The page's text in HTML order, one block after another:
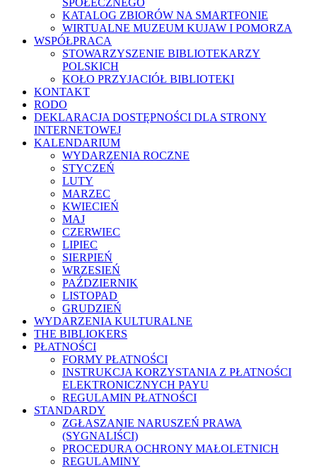
SPOŁECZNEGO
KATALOG ZBIORÓW NA SMARTFONIE
WIRTUALNE MUZEUM KUJAW I POMORZA
WSPÓŁPRACA
STOWARZYSZENIE BIBLIOTEKARZY
POLSKICH
KOŁO PRZYJACIÓŁ BIBLIOTEKI
KONTAKT
RODO
DEKLARACJA DOSTĘPNOŚCI DLA STRONY
INTERNETOWEJ
KALENDARIUM
WYDARZENIA ROCZNE
STYCZEŃ
LUTY
MARZEC
KWIECIEŃ
MAJ
CZERWIEC
LIPIEC
SIERPIEŃ
WRZESIEŃ
PAŹDZIERNIK
LISTOPAD
GRUDZIEŃ
WYDARZENIA KULTURALNE
THE BIBLIOKERS
PŁATNOŚCI
FORMY PŁATNOŚCI
INSTRUKCJA KORZYSTANIA Z PŁATNOŚCI
ELEKTRONICZNYCH PAYU
REGULAMIN PŁATNOŚCI
STANDARDY
ZGŁASZANIE NARUSZEŃ PRAWA
(SYGNALIŚCI)
PROCEDURA OCHRONY MAŁOLETNICH
REGULAMINY